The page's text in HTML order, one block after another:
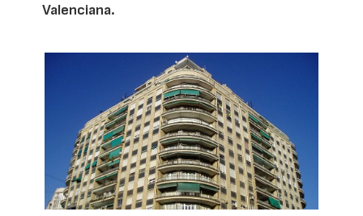
Valenciana.